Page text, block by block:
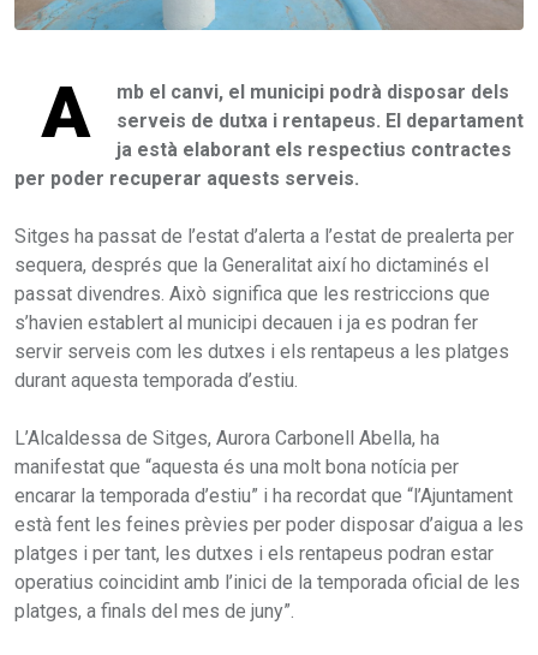
A
mb el canvi, el municipi podrà disposar dels
serveis de dutxa i rentapeus. El departament
ja està elaborant els respectius contractes
per poder recuperar aquests serveis.
Sitges ha passat de l’estat d’alerta a l’estat de prealerta per
sequera, després que la Generalitat així ho dictaminés el
passat divendres. Això significa que les restriccions que
s’havien establert al municipi decauen i ja es podran fer
servir serveis com les dutxes i els rentapeus a les platges
durant aquesta temporada d’estiu.
L’Alcaldessa de Sitges, Aurora Carbonell Abella, ha
manifestat que “aquesta és una molt bona notícia per
encarar la temporada d’estiu” i ha recordat que “l’Ajuntament
està fent les feines prèvies per poder disposar d’aigua a les
platges i per tant, les dutxes i els rentapeus podran estar
operatius coincidint amb l’inici de la temporada oficial de les
platges, a finals del mes de juny”.